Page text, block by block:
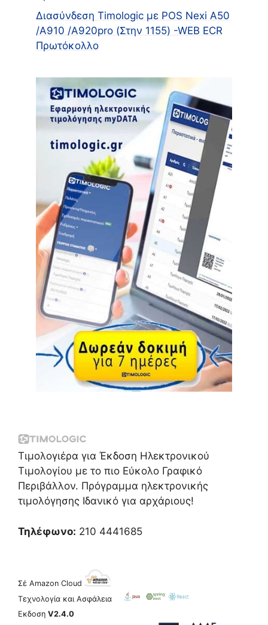
Διασύνδεση Timologic με POS Nexi A50
/A910 /Α920pro (Στην 1155) -WEB ECR
Πρωτόκολλο
Τιμολογιέρα για Έκδοση Ηλεκτρονικού
Τιμολογίου με το πιο Εύκολο Γραφικό
Περιβάλλον. Πρόγραμμα ηλεκτρονικής
τιμολόγησης Ιδανικό για αρχάριους!
Τηλέφωνο: 210 4441685
Σέ Amazon Cloud
Τεχνολογία και Ασφάλεια
Εκδοση V2.4.0